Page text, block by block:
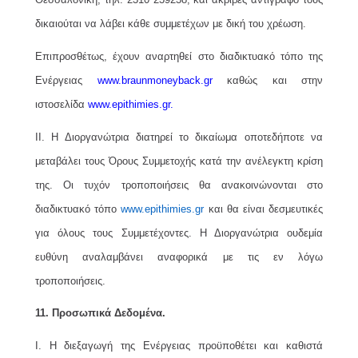
δικαιούται να λάβει κάθε συμμετέχων με δική του χρέωση.
Επιπροσθέτως, έχουν αναρτηθεί στο διαδικτυακό τόπο της
Ενέργειας www.braunmoneyback.gr
καθώς και στην
ιστοσελίδα www.epithimies.gr.
II. Η Διοργανώτρια διατηρεί το δικαίωμα οποτεδήποτε να
μεταβάλει τους Όρους Συμμετοχής κατά την ανέλεγκτη κρίση
της. Οι τυχόν τροποποιήσεις θα ανακοινώνονται στο
διαδικτυακό τόποwww.epithimies.gr και θα είναι δεσμευτικές
για όλους τους Συμμετέχοντες. Η Διοργανώτρια ουδεμία
ευθύνη αναλαμβάνει αναφορικά με τις εν λόγω
τροποποιήσεις.
11. Προσωπικά Δεδομένα.
I. Η διεξαγωγή της Ενέργειας προϋποθέτει και καθιστά